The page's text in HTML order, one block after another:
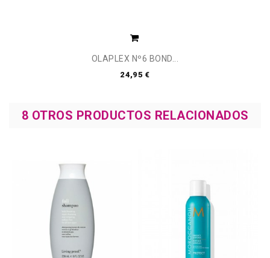
OLAPLEX Nº6 BOND...
24,95 €
8 OTROS PRODUCTOS RELACIONADOS